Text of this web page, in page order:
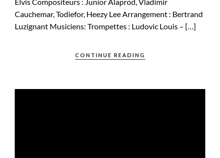
Cauchemar, Todiefor, Heezy Lee Arrangement : Bertrand
Luzignant Musiciens: Trompettes : Ludovic Louis – […]
CONTINUE READING